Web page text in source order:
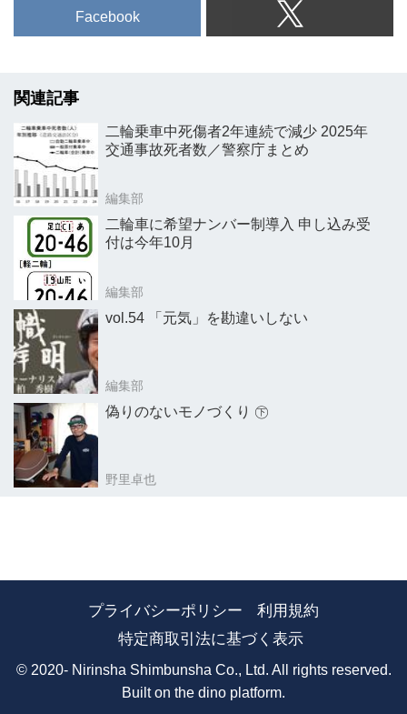
Facebook
関連記事
二輪乗車中死傷者2年連続で減少 2025年
交通事故死者数／警察庁まとめ
編集部
二輪車に希望ナンバー制導入 申し込み受
付は今年10月
編集部
vol.54 「元気」を勘違いしない
編集部
偽りのないモノづくり ㊦
野里卓也
プライバシーポリシー
利用規約
特定商取引法に基づく表示
© 2020- Nirinsha Shimbunsha Co., Ltd. All rights reserved.
Built on the dino platform.